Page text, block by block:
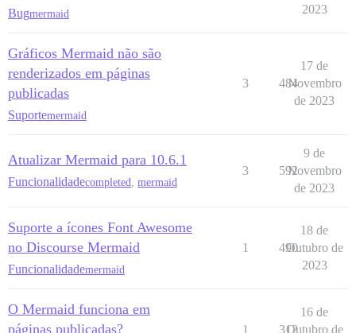
Bugmermaid
2023
Gráficos Mermaid não são
renderizados em páginas
publicadas
Suportemermaid
3 484
17 de
Novembro
de 2023
Atualizar Mermaid para 10.6.1
Funcionalidadecompleted mermaid
3 592
9 de
Novembro
de 2023
Suporte a ícones Font Awesome
no Discourse Mermaid
Funcionalidademermaid
1 490
18 de
Outubro de
2023
O Mermaid funciona em
páginas publicadas?
1 312
16 de
Outubro de